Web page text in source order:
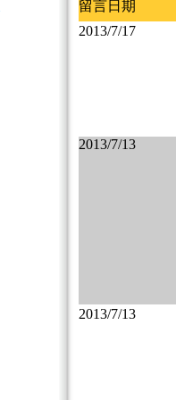
留言日期
2013/7/17
2013/7/13
2013/7/13